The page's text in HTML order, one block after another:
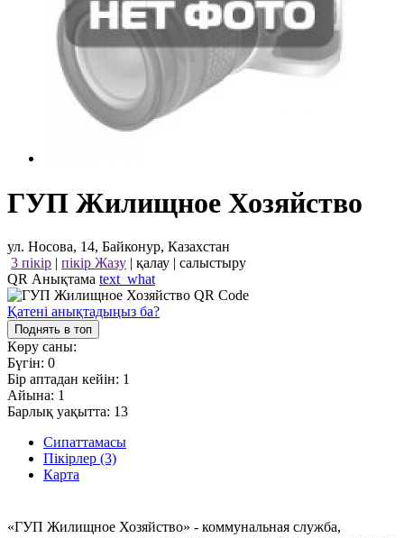
ГУП Жилищное Хозяйство
ул. Носова, 14, Байконур, Казахстан
3 пікір | пікір Жазу | қалау | салыстыру
QR Анықтама text_what
Қатені анықтадыңыз ба?
Поднять в топ
Көру саны:
Бүгін: 0
Бір аптадан кейін: 1
Айына: 1
Барлық уақытта: 13
Сипаттамасы
Пікірлер (3)
Карта
«ГУП Жилищное Хозяйство» - коммунальная служба,